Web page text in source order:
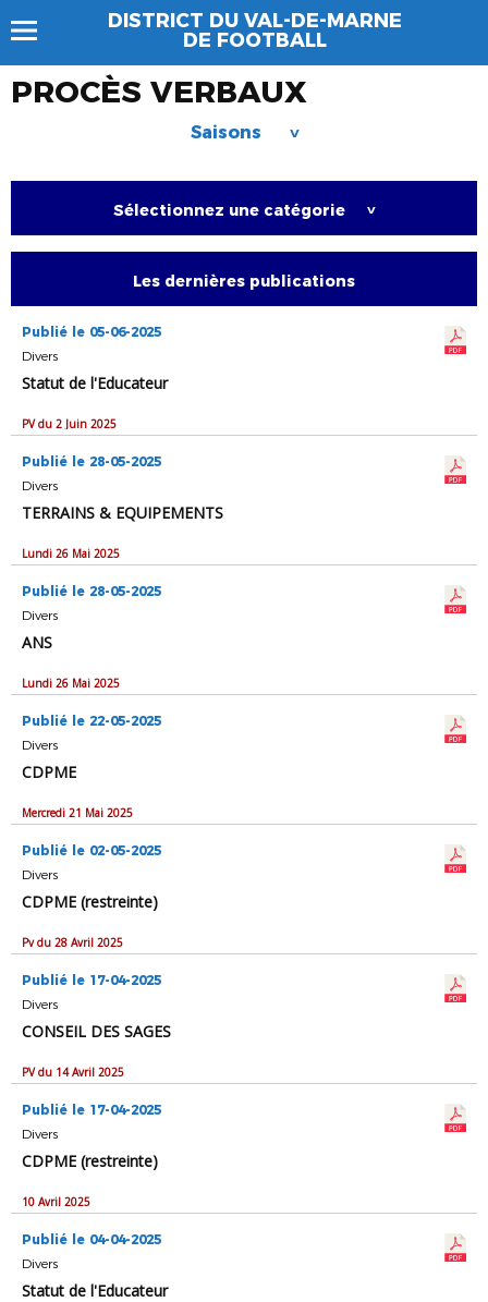
DISTRICT DU VAL-DE-MARNE
DE FOOTBALL
PROCÈS VERBAUX
Saisons >
Sélectionnez une catégorie >
Les dernières publications
Publié le 05-06-2025
Divers
Statut de l'Educateur
PV du 2 Juin 2025
Publié le 28-05-2025
Divers
TERRAINS & EQUIPEMENTS
Lundi 26 Mai 2025
Publié le 28-05-2025
Divers
ANS
Lundi 26 Mai 2025
Publié le 22-05-2025
Divers
CDPME
Mercredi 21 Mai 2025
Publié le 02-05-2025
Divers
CDPME (restreinte)
Pv du 28 Avril 2025
Publié le 17-04-2025
Divers
CONSEIL DES SAGES
PV du 14 Avril 2025
Publié le 17-04-2025
Divers
CDPME (restreinte)
10 Avril 2025
Publié le 04-04-2025
Divers
Statut de l'Educateur